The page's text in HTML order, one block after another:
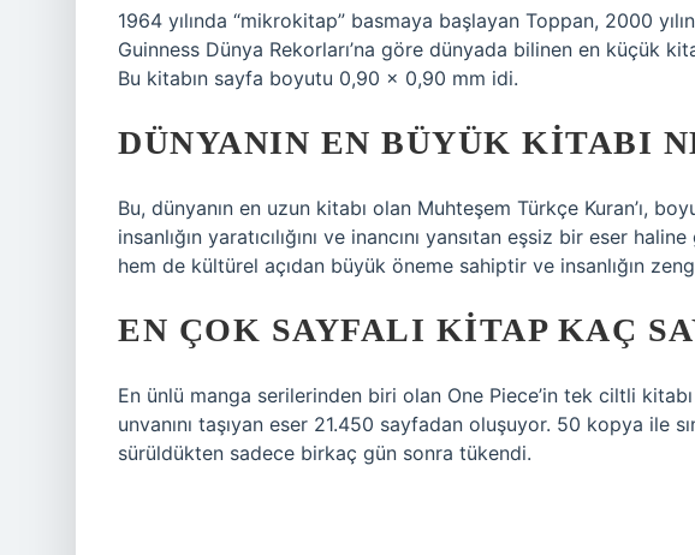
1964 yılında “mikrokitap” basmaya başlayan Toppan, 2000
Guinness Dünya Rekorları’na göre dünyada bilinen en küçük
Bu kitabın sayfa boyutu 0,90 x 0,90 mm idi.
DÜNYANIN EN BÜYÜK KITABI
Bu, dünyanın en uzun kitabı olan Muhteşem Türkçe Kuran’ı,
insanlığın yaratıcılığını ve inancını yansıtan eşsiz bir eser
hem de kültürel açıdan büyük öneme sahiptir ve insanlığın
EN ÇOK SAYFALI KITAP KAÇ
En ünlü manga serilerinden biri olan One Piece’in tek ciltli kitabı
unvanını taşıyan eser 21.450 sayfadan oluşuyor. 50 kopya ile
sürüldükten sadece birkaç gün sonra tükendi.